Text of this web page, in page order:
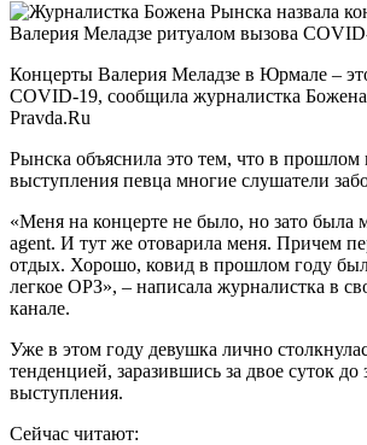
Концерты Валерия Меладзе в Юрмале –
COVID-19, сообщила журналистка
Pravda.Ru
Рынска объяснила это тем, что в прошлом
выступления певца многие слушатели
«Меня на концерте не было, но зато была
agent. И тут же отоварила меня. Причем
отдых. Хорошо, ковид в прошлом году
легкое ОРЗ», – написала журналистка в
канале.
Уже в этом году девушка лично
тенденцией, заразившись за двое суток
выступления.
Сейчас читают: